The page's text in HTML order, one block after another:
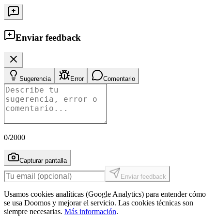
Enviar feedback
Sugerencia Error Comentario
0/2000
Capturar pantalla
Enviar feedback
Usamos cookies analíticas (Google Analytics) para entender cómo
se usa Doomos y mejorar el servicio. Las cookies técnicas son
siempre necesarias. Más información.